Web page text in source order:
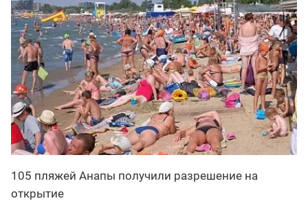
105 пляжей Анапы получили разрешение на
открытие